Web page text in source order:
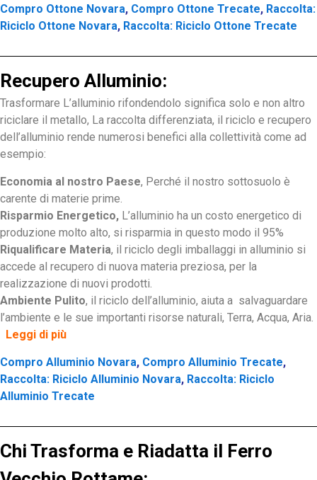
Compro Ottone Novara, Compro Ottone Trecate, Raccolta:
Riciclo Ottone Novara, Raccolta: Riciclo Ottone Trecate
Recupero Alluminio:
Trasformare L’alluminio rifondendolo significa solo e non altro
riciclare il metallo, La raccolta differenziata, il riciclo e recupero
dell’alluminio rende numerosi benefici alla collettività come ad
esempio:
Economia al nostro Paese, Perché il nostro sottosuolo è
carente di materie prime.
Risparmio Energetico, L’alluminio ha un costo energetico di
produzione molto alto, si risparmia in questo modo il 95%
Riqualificare Materia, il riciclo degli imballaggi in alluminio si
accede al recupero di nuova materia preziosa, per la
realizzazione di nuovi prodotti.
Ambiente Pulito, il riciclo dell’alluminio, aiuta a salvaguardare
l’ambiente e le sue importanti risorse naturali, Terra, Acqua, Aria.
Leggi di più
Compro Alluminio Novara, Compro Alluminio Trecate,
Raccolta: Riciclo Alluminio Novara, Raccolta: Riciclo
Alluminio Trecate
Chi Trasforma e Riadatta il Ferro